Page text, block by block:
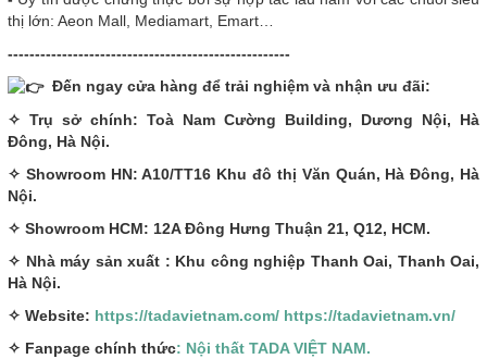
thị lớn: Aeon Mall, Mediamart, Emart…
----------------------------------------------------
Đến ngay cửa hàng để trải nghiệm và nhận ưu đãi:
✧ Trụ sở chính: Toà Nam Cường Building, Dương Nội, Hà
Đông, Hà Nội.
✧ Showroom HN: A10/TT16 Khu đô thị Văn Quán, Hà Đông, Hà
Nội.
✧ Showroom HCM: 12A Đông Hưng Thuận 21, Q12, HCM.
✧ Nhà máy sản xuất : Khu công nghiệp Thanh Oai, Thanh Oai,
Hà Nội.
✧ Website: https://tadavietnam.com/ https://tadavietnam.vn/
✧ Fanpage chính thức: Nội thất TADA VIỆT NAM.